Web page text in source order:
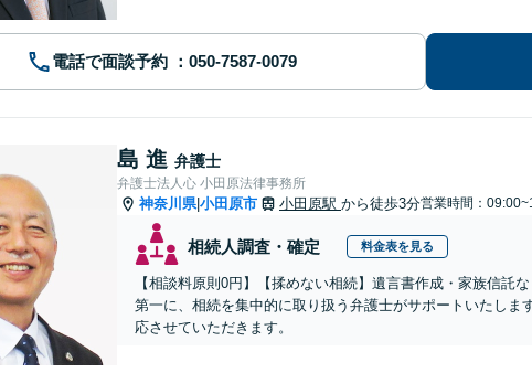
電話で面談予約
島 進 弁護士
弁護士法人心 小田原法律事務所
神奈川県|小田原市 小田原駅 から徒歩3分営業時間：
相続人調査・確定 料金表を見る
【相談料原則0円】【揉めない相続】遺言書作成・家族信託
第一に、相続を集中的に取り扱う弁護士がサポートいたし
応させていただきます。